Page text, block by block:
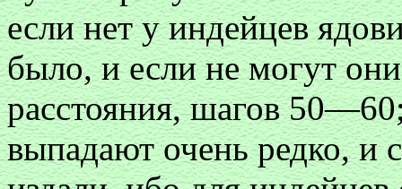
если нет у индейцев
было, и если не могут они
расстояния, шагов
выпадают очень редко, и